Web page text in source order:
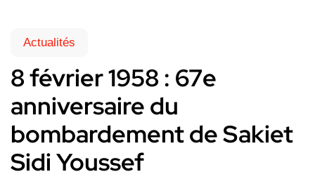
Actualités
8 février 1958 : 67e
anniversaire du
bombardement de Sakiet
Sidi Youssef